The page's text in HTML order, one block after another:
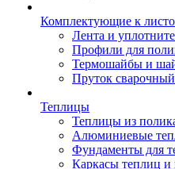
Комплектующие к
Лента и
Профили для
Термошайбы и
Пруток сварочный
Теплицы
Теплицы из
Алюминиевые
Фундаменты для
Каркасы теплиц и